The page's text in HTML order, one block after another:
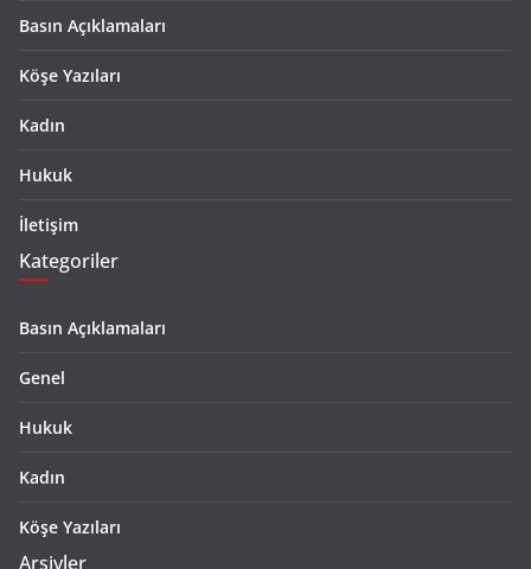
Basın Açıklamaları
Köşe Yazıları
Kadın
Hukuk
İletişim
Kategoriler
Basın Açıklamaları
Genel
Hukuk
Kadın
Köşe Yazıları
Arşivler